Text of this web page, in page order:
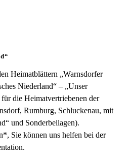
Heimatblättern „Warnsdorfer
Niederland“ – „Unser
die Heimatvertriebenen der
Rumburg, Schluckenau, mit
und Sonderbeilagen).
Sie können uns helfen bei der